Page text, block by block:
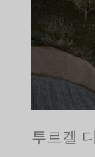
투르켈